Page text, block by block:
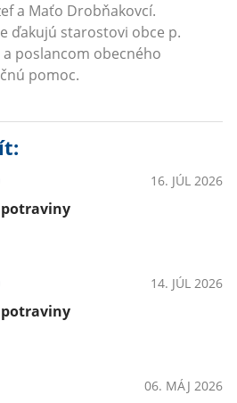
a Maťo Drobňakovcí.
ďakujú starostovi obce p.
poslancom obecného
pomoc.
16. JÚL 2026
potraviny
14. JÚL 2026
potraviny
06. MÁJ 2026